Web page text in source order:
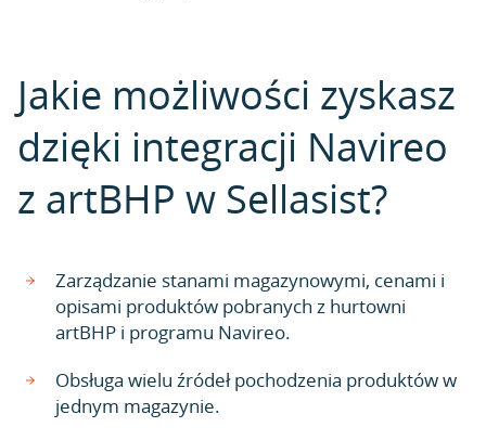
Jakie możliwości zyskasz
dzięki integracji Navireo
z artBHP w Sellasist?
Zarządzanie stanami magazynowymi, cenami i
opisami produktów pobranych z hurtowni
artBHP i programu Navireo.
Obsługa wielu źródeł pochodzenia produktów w
jednym magazynie.